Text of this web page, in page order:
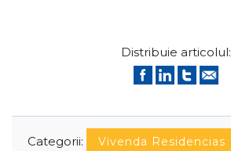
Distribuie articolul:
Categorii: Vivenda Residencias